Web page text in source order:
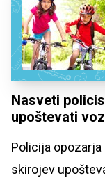
Nasveti
upoštevati
Policija opozarja
skirojev